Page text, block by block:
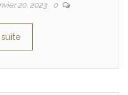
20, 2023 0